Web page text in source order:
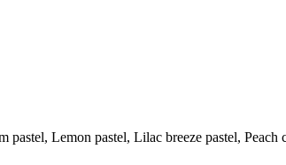
pastel, Lemon pastel, Lilac breeze pastel, Peach